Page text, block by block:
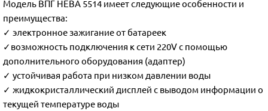
Модель ВПГ НЕВА 5514 имеет следующие особенности и
преимущества:
✓ электронное зажигание от батареек
✓возможность подключения к сети 220V с помощью
дополнительного оборудования (адаптер)
✓ устойчивая работа при низком давлении воды
✓ жидкокристаллический дисплей с выводом информации о
текущей температуре воды